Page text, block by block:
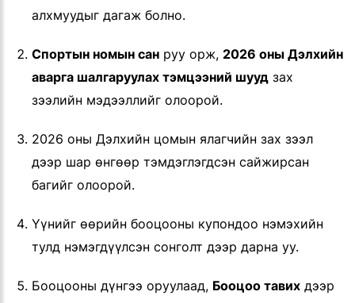
алхмуудыг дагаж болно.
Спортын номын сан руу орж, 2026 оны Дэлхийн
аварга шалгаруулах тэмцээний шууд зах
зээлийн мэдээллийг олоорой.
2026 оны Дэлхийн цомын ялагчийн зах зээл
дээр шар өнгөөр тэмдэглэгдсэн сайжирсан
багийг олоорой.
Үүнийг өөрийн бооцооны купондоо нэмэхийн
тулд нэмэгдүүлсэн сонголт дээр дарна уу.
Бооцооны дүнгээ оруулаад, Бооцоо тавих дээр